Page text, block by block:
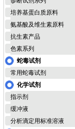
培养基蛋白质原料
氨基酸及维生素原料
抗生素产品
色素系列
蛇毒试剂
常用蛇毒试剂
化学试剂
指示剂
缓冲液
分析滴定用标准溶液